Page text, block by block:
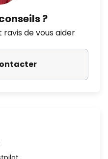
?
ravis de vous aider